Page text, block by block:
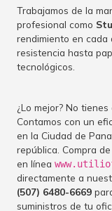
Trabajamos de la
profesional como
rendimiento en cada
resistencia hasta
tecnológicos.
¿Lo mejor? No
Contamos con un
en la Ciudad de
república. Compra
en línea
directamente a
(507) 6480-6669
suministros de tu